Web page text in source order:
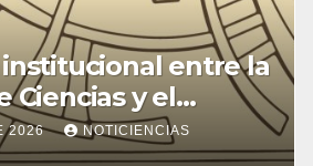
entre la
Ciencias y el
Ciencia y
2026 NOTICIENCIAS